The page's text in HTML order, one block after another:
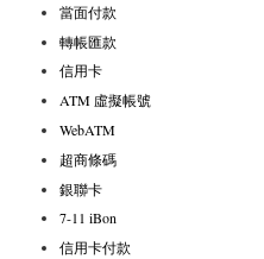
當面付款
轉帳匯款
信用卡
ATM 虛擬帳號
WebATM
超商條碼
銀聯卡
7-11 iBon
信用卡付款